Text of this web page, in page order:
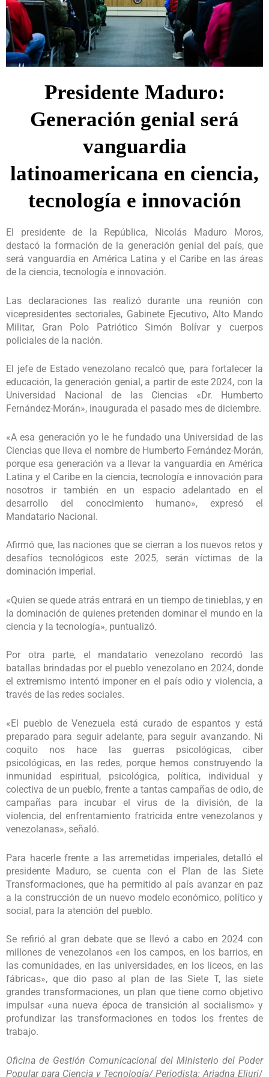
Presidente Maduro:
Generación genial será
vanguardia
latinoamericana en ciencia,
tecnología e innovación
El presidente de la República, Nicolás Maduro Moros,
destacó la formación de la generación genial del país, que
será vanguardia en América Latina y el Caribe en las áreas
de la ciencia, tecnología e innovación.
Las declaraciones las realizó durante una reunión con
vicepresidentes sectoriales, Gabinete Ejecutivo, Alto Mando
Militar, Gran Polo Patriótico Simón Bolívar y cuerpos
policiales de la nación.
El jefe de Estado venezolano recalcó que, para fortalecer la
educación, la generación genial, a partir de este 2024, con la
Universidad Nacional de las Ciencias «Dr. Humberto
Fernández-Morán», inaugurada el pasado mes de diciembre.
«A esa generación yo le he fundado una Universidad de las
Ciencias que lleva el nombre de Humberto Fernández-Morán,
porque esa generación va a llevar la vanguardia en América
Latina y el Caribe en la ciencia, tecnología e innovación para
nosotros ir también en un espacio adelantado en el
desarrollo del conocimiento humano», expresó el
Mandatario Nacional.
Afirmó que, las naciones que se cierran a los nuevos retos y
desafíos tecnológicos este 2025, serán víctimas de la
dominación imperial.
«Quien se quede atrás entrará en un tiempo de tinieblas, y en
la dominación de quienes pretenden dominar el mundo en la
ciencia y la tecnología», puntualizó.
Por otra parte, el mandatario venezolano recordó las
batallas brindadas por el pueblo venezolano en 2024, donde
el extremismo intentó imponer en el país odio y violencia, a
través de las redes sociales.
«El pueblo de Venezuela está curado de espantos y está
preparado para seguir adelante, para seguir avanzando. Ni
coquito nos hace las guerras psicológicas, ciber
psicológicas, en las redes, porque hemos construyendo la
inmunidad espiritual, psicológica, política, individual y
colectiva de un pueblo, frente a tantas campañas de odio, de
campañas para incubar el virus de la división, de la
violencia, del enfrentamiento fratricida entre venezolanos y
venezolanas», señaló.
Para hacerle frente a las arremetidas imperiales, detalló el
presidente Maduro, se cuenta con el Plan de las Siete
Transformaciones, que ha permitido al país avanzar en paz
a la construcción de un nuevo modelo económico, político y
social, para la atención del pueblo.
Se refirió al gran debate que se llevó a cabo en 2024 con
millones de venezolanos «en los campos, en los barrios, en
las comunidades, en las universidades, en los liceos, en las
fábricas», que dio paso al plan de las Siete T, las siete
grandes transformaciones, un plan que tiene como objetivo
impulsar «una nueva época de transición al socialismo» y
profundizar las transformaciones en todos los frentes de
trabajo.
Oficina de Gestión Comunicacional del Ministerio del Poder
Popular para Ciencia y Tecnología/ Periodista: Ariadna Eljuri/